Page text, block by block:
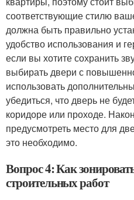
соответствующие стилю
должна быть правильно
удобство использования и
если вы хотите сохранить
выбирать двери с
использовать
убедиться, что дверь не
коридоре или проходе.
предусмотреть место для
это необходимо.
Вопрос 4: Как
строительных работ